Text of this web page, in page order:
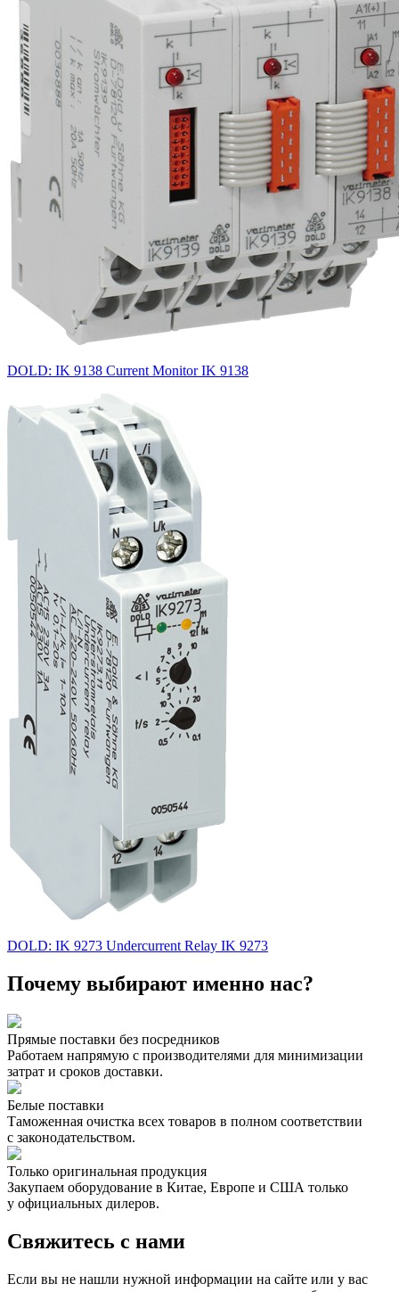
DOLD: IK 9138 Current Monitor IK 9138
DOLD: IK 9273 Undercurrent Relay IK 9273
Почему выбирают именно нас?
Прямые поставки без посредников
Работаем напрямую с производителями для минимизации
затрат и сроков доставки.
Белые поставки
Таможенная очистка всех товаров в полном соответствии
с законодательством.
Только оригинальная продукция
Закупаем оборудование в Китае, Европе и США только
у официальных дилеров.
Свяжитесь с нами
Если вы не нашли нужной информации на сайте или у вас